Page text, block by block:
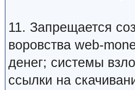
11. Запрещается
воровства web-
денег; системы
ссылки на